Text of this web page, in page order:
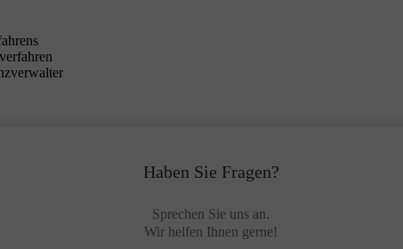
Haben Sie Fragen?
Sprechen Sie uns an.
Wir helfen Ihnen gerne!